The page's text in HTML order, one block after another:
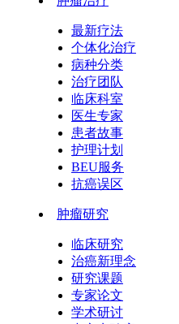
最新疗法
个体化治疗
病种分类
治疗团队
临床科室
医生专家
患者故事
护理计划
BEU服务
抗癌误区
肿瘤研究
临床研究
治癌新理念
研究课题
专家论文
学术研讨